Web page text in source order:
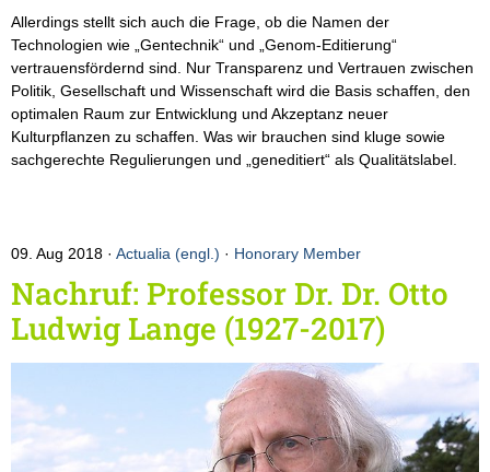
Allerdings stellt sich auch die Frage, ob die Namen der
Technologien wie „Gentechnik“ und „Genom-Editierung“
vertrauensfördernd sind. Nur Transparenz und Vertrauen zwischen
Politik, Gesellschaft und Wissenschaft wird die Basis schaffen, den
optimalen Raum zur Entwicklung und Akzeptanz neuer
Kulturpflanzen zu schaffen. Was wir brauchen sind kluge sowie
sachgerechte Regulierungen und „geneditiert“ als Qualitätslabel.
09. Aug 2018 Actualia (engl.) · Honorary Member
Nachruf: Professor Dr. Dr. Otto
Ludwig Lange (1927-2017)